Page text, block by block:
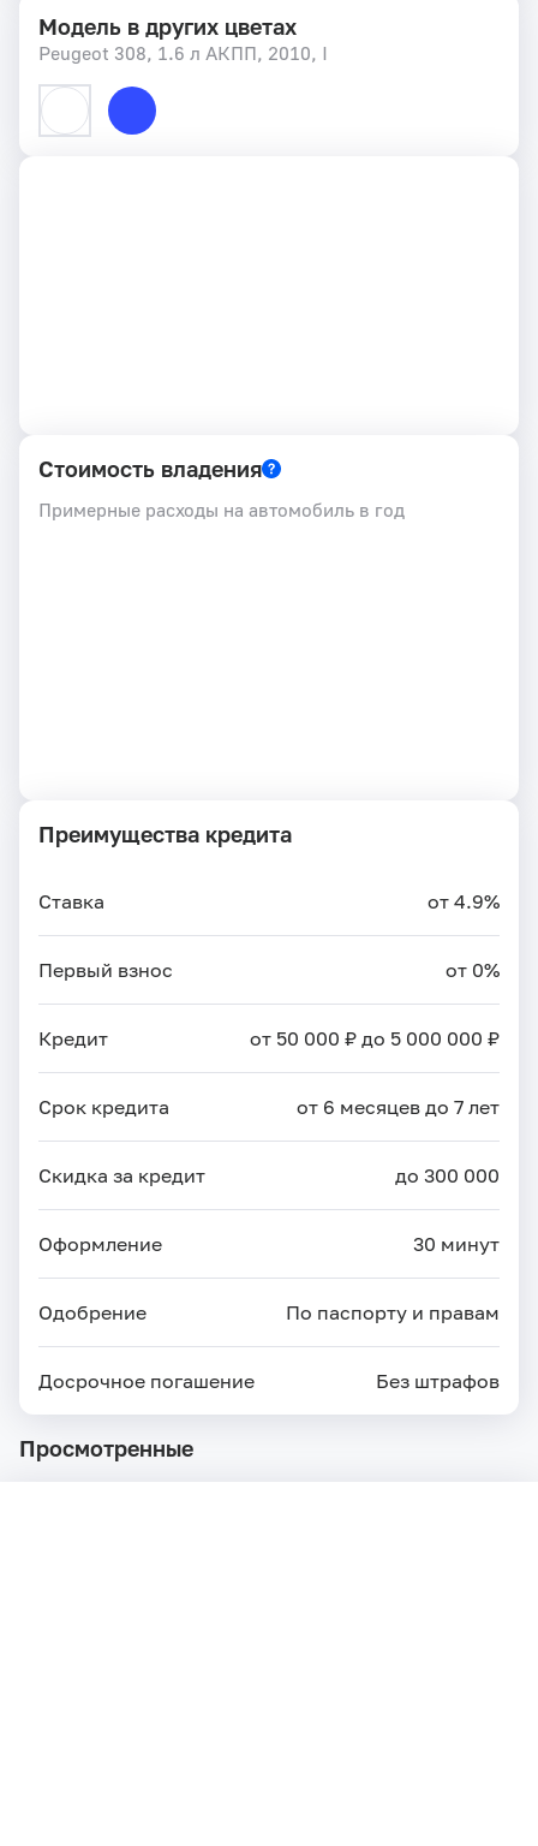
Модель в других цветах
Peugeot 308, 1.6 л АКПП, 2010, I
Стоимость владения
Примерные расходы на автомобиль в год
Преимущества кредита
Ставка от 4.9%
Первый взнос от 0%
Кредит от 50 000 ₽ до 5 000 000 ₽
Срок кредита от 6 месяцев до 7 лет
Скидка за кредит до 300 000
Оформление 30 минут
Одобрение По паспорту и правам
Досрочное погашение Без штрафов
Просмотренные